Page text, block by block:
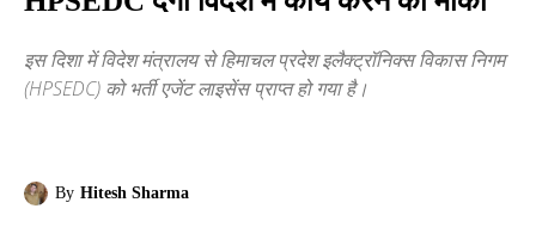
इस दिशा में विदेश मंत्रालय से हिमाचल प्रदेश इलैक्ट्रॉनिक्स विकास निगम
(HPSEDC) को भर्ती एजेंट लाइसेंस प्राप्त हो गया है।
By Hitesh Sharma